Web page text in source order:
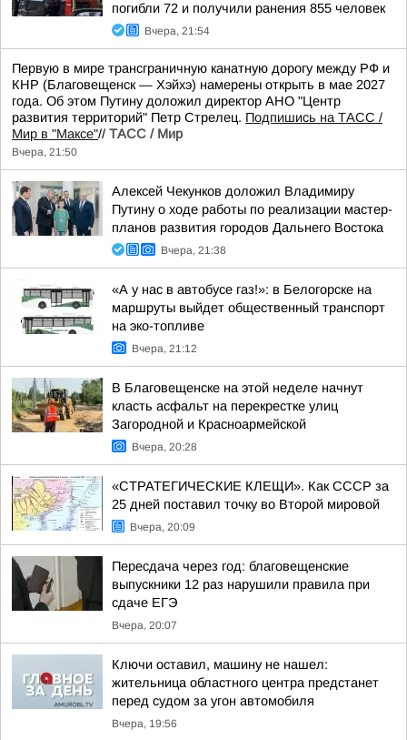
погибли 72 и получили ранения 855 человек
Вчера, 21:54
Первую в мире трансграничную канатную дорогу между РФ и
КНР (Благовещенск — Хэйхэ) намерены открыть в мае 2027
года. Об этом Путину доложил директор АНО "Центр
развития территорий" Петр Стрелец. Подпишись на ТАСС /
Мир в "Максе"// ТАСС / Мир
Вчера, 21:50
Алексей Чекунков доложил Владимиру
Путину о ходе работы по реализации мастер-
планов развития городов Дальнего Востока
Вчера, 21:38
«А у нас в автобусе газ!»: в Белогорске на
маршруты выйдет общественный транспорт
на эко-топливе
Вчера, 21:12
В Благовещенске на этой неделе начнут
класть асфальт на перекрестке улиц
Загородной и Красноармейской
Вчера, 20:28
«СТРАТЕГИЧЕСКИЕ КЛЕЩИ». Как СССР за
25 дней поставил точку во Второй мировой
Вчера, 20:09
Пересдача через год: благовещенские
выпускники 12 раз нарушили правила при
сдаче ЕГЭ
Вчера, 20:07
Ключи оставил, машину не нашел:
жительница областного центра предстанет
перед судом за угон автомобиля
Вчера, 19:56